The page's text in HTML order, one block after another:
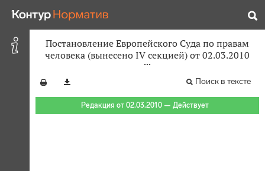
Постановление Европейского Суда по правам
человека (вынесено IV секцией) от 02.03.2010
Поиск в тексте
Редакция от 02.03.2010 — Действует